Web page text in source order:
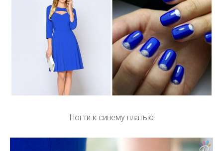
Ногти к синему платью